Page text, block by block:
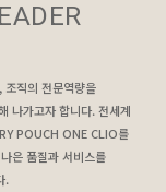
조직의 전문역량을
나가고자 합니다. 전세계
POUCH ONE CLIO를
은 품질과 서비스를
.